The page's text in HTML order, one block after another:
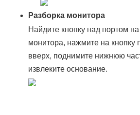
Разборка монитора
Найдите кнопку над портом
монитора, нажмите на кнопку
вверх, поднимите нижнюю
извлеките основание.